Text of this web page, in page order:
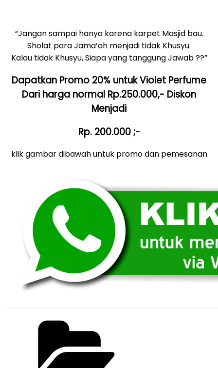
“Jangan sampai hanya karena karpet Masjid bau.
Sholat para Jama’ah menjadi tidak Khusyu.
Kalau tidak Khusyu, Siapa yang tanggung Jawab ??”
Dapatkan Promo 20% untuk Violet Perfume
Dari harga normal Rp.250.000,- Diskon
Menjadi
Rp. 200.000 ;-
klik gambar dibawah untuk promo dan pemesanan